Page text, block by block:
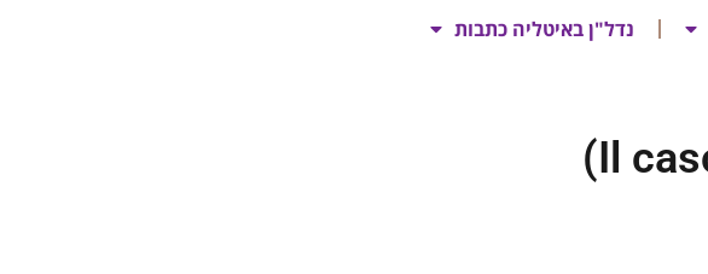
נדל"ן באיטליה כתבות